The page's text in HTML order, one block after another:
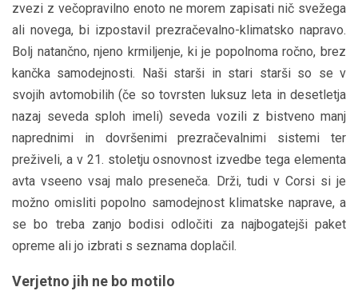
zvezi z večopravilno enoto ne morem zapisati nič svežega
ali novega, bi izpostavil prezračevalno-klimatsko napravo.
Bolj natančno, njeno krmiljenje, ki je popolnoma ročno, brez
kančka samodejnosti. Naši starši in stari starši so se v
svojih avtomobilih (če so tovrsten luksuz leta in desetletja
nazaj seveda sploh imeli) seveda vozili z bistveno manj
naprednimi in dovršenimi prezračevalnimi sistemi ter
preživeli, a v 21. stoletju osnovnost izvedbe tega elementa
avta vseeno vsaj malo preseneča. Drži, tudi v Corsi si je
možno omisliti popolno samodejnost klimatske naprave, a
se bo treba zanjo bodisi odločiti za najbogatejši paket
opreme ali jo izbrati s seznama doplačil.
Verjetno jih ne bo motilo